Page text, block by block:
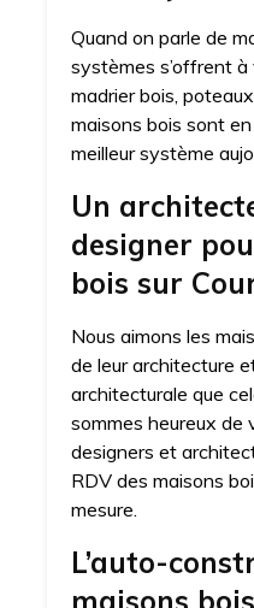
Quand on parle de
systèmes s’offrent à
madrier bois,
maisons bois sont
meilleur système
Un
designer
bois sur
Nous aimons les
de leur architecture
architecturale que
sommes heureux de
designers et
RDV des maisons
mesure.
L’auto-
maisons